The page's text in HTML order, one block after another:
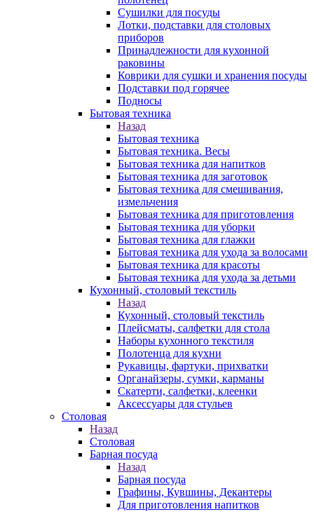
Сушилки для посуды
Лотки, подставки для столовых
приборов
Принадлежности для кухонной
раковины
Коврики для сушки и хранения посуды
Подставки под горячее
Подносы
Бытовая техника
Назад
Бытовая техника
Бытовая техника. Весы
Бытовая техника для напитков
Бытовая техника для заготовок
Бытовая техника для смешивания,
измельчения
Бытовая техника для приготовления
Бытовая техника для уборки
Бытовая техника для глажки
Бытовая техника для ухода за волосами
Бытовая техника для красоты
Бытовая техника для ухода за детьми
Кухонный, столовый текстиль
Назад
Кухонный, столовый текстиль
Плейсматы, салфетки для стола
Наборы кухонного текстиля
Полотенца для кухни
Рукавицы, фартуки, прихватки
Органайзеры, сумки, карманы
Скатерти, салфетки, клеенки
Аксессуары для стульев
Столовая
Назад
Столовая
Барная посуда
Назад
Барная посуда
Графины, Кувшины, Декантеры
Для приготовления напитков